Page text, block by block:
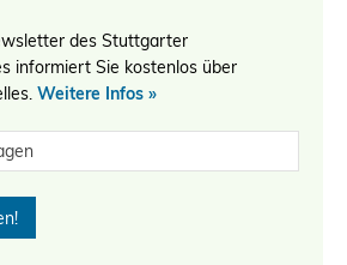
des Stuttgarter
informiert Sie kostenlos über
Weitere Infos »